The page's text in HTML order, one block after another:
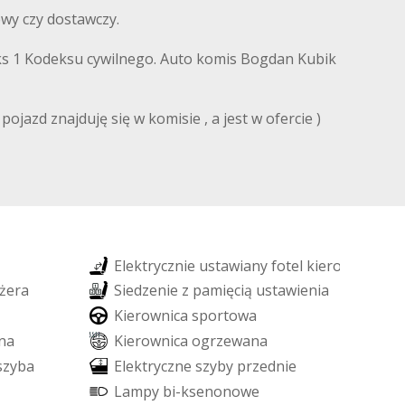
czy dostawczy.
1 Kodeksu cywilnego. Auto komis Bogdan Kubik
znajduję się w komisie , a jest w ofercie )
Elektrycznie ustawiany fotel kiero
żera Siedzenie z pamięcią ustawienia
Kierownica sportowa
a Kierownica ogrzewana
zyba Elektryczne szyby przednie
Lampy bi-ksenonowe